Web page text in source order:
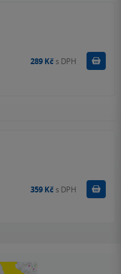
289 Kč s DPH Koupit
359 Kč s DPH Koupit